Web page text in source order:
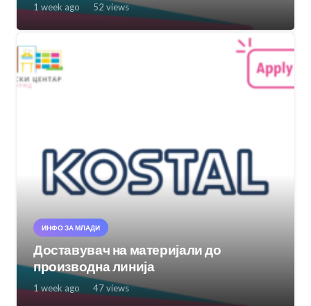
1 week ago 52 views
ИНФО ЗА МЛАДИ
Доставувач на материјали до
производна линија
1 week ago 47views